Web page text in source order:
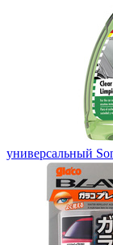
универсальный